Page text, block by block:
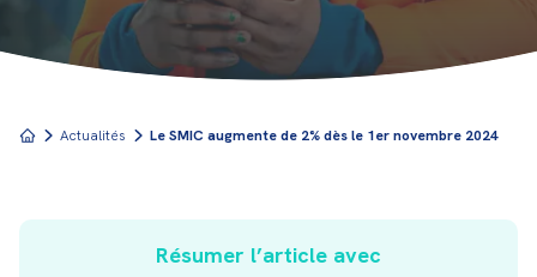
Actualités Le SMIC augmente de 2% dès le 1er novembre 2024
Résumer l’article avec